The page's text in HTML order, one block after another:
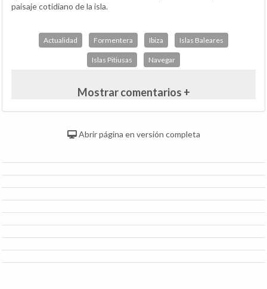
paisaje cotidiano de la isla.
Actualidad Formentera Ibiza Islas Baleares
Islas Pitiusas Navegar
Mostrar comentarios +
Abrir página en versión completa